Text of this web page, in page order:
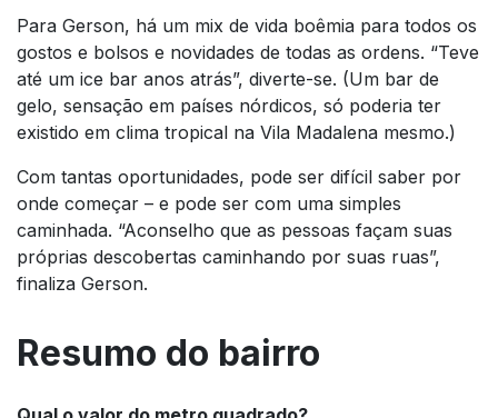
Para Gerson, há um mix de vida boêmia para todos os
gostos e bolsos e novidades de todas as ordens. “Teve
até um ice bar anos atrás”, diverte-se. (Um bar de
gelo, sensação em países nórdicos, só poderia ter
existido em clima tropical na Vila Madalena mesmo.)
Com tantas oportunidades, pode ser difícil saber por
onde começar – e pode ser com uma simples
caminhada. “Aconselho que as pessoas façam suas
próprias descobertas caminhando por suas ruas”,
finaliza Gerson.
Resumo do bairro